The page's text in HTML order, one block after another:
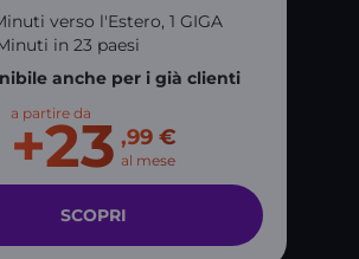
verso l'Estero, 1 GIGA
in 23 paesi
anche per i già clienti
a partire da
+23 ,99 €
al mese
SCOPRI